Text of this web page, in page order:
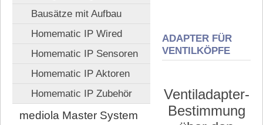
Bausätze mit Aufbau
Homematic IP Wired
Homematic IP Sensoren
Homematic IP Aktoren
Homematic IP Zubehör
mediola Master System
ADAPTER FÜR
VENTILKÖPFE
Ventiladapter-
Bestimmung